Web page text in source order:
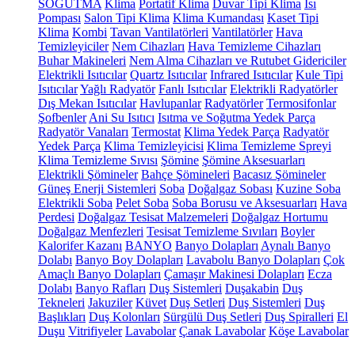
SOĞUTMA Klima Portatif Klima Duvar Tipi Klima Isı
Pompası Salon Tipi Klima Klima Kumandası Kaset Tipi
Klima Kombi Tavan Vantilatörleri Vantilatörler Hava
Temizleyiciler Nem Cihazları Hava Temizleme Cihazları
Buhar Makineleri Nem Alma Cihazları ve Rutubet Gidericiler
Elektrikli Isıtıcılar Quartz Isıtıcılar Infrared Isıtıcılar Kule Tipi
IsıtıcılarYağlı Radyatör Fanlı Isıtıcılar Elektrikli Radyatörler
Dış Mekan Isıtıcılar Havlupanlar Radyatörler Termosifonlar
Şofbenler Ani Su Isıtıcı Isıtma ve Soğutma Yedek Parça
Radyatör Vanaları Termostat Klima Yedek Parça Radyatör
Yedek Parça Klima Temizleyicisi Klima Temizleme Spreyi
Klima Temizleme Sıvısı Şömine Şömine Aksesuarları
Elektrikli Şömineler Bahçe Şömineleri Bacasız Şömineler
Güneş Enerji Sistemleri Soba Doğalgaz Sobası Kuzine Soba
Elektrikli Soba Pelet Soba Soba Borusu ve Aksesuarları Hava
Perdesi Doğalgaz Tesisat Malzemeleri Doğalgaz Hortumu
Doğalgaz Menfezleri Tesisat Temizleme Sıvıları Boyler
Kalorifer Kazanı BANYO Banyo Dolapları Aynalı Banyo
Dolabı Banyo Boy Dolapları Lavabolu Banyo Dolapları Çok
Amaçlı Banyo Dolapları Çamaşır Makinesi Dolapları Ecza
Dolabı Banyo Rafları Duş Sistemleri Duşakabin Duş
Tekneleri Jakuziler Küvet Duş Setleri Duş Sistemleri Duş
Başlıkları Duş Kolonları Sürgülü Duş Setleri Duş Spiralleri El
Duşu Vitrifiyeler Lavabolar Çanak Lavabolar Köşe Lavabolar